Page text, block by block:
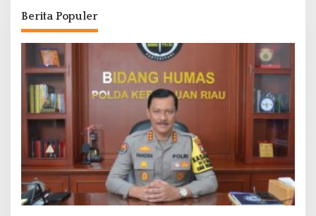
Berita Populer